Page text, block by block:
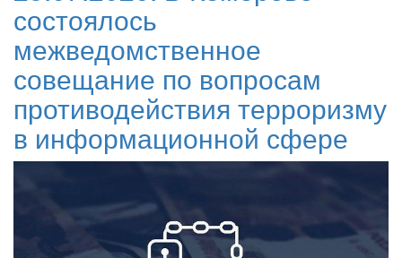
состоялось
межведомственное
совещание по вопросам
противодействия терроризму
в информационной сфере